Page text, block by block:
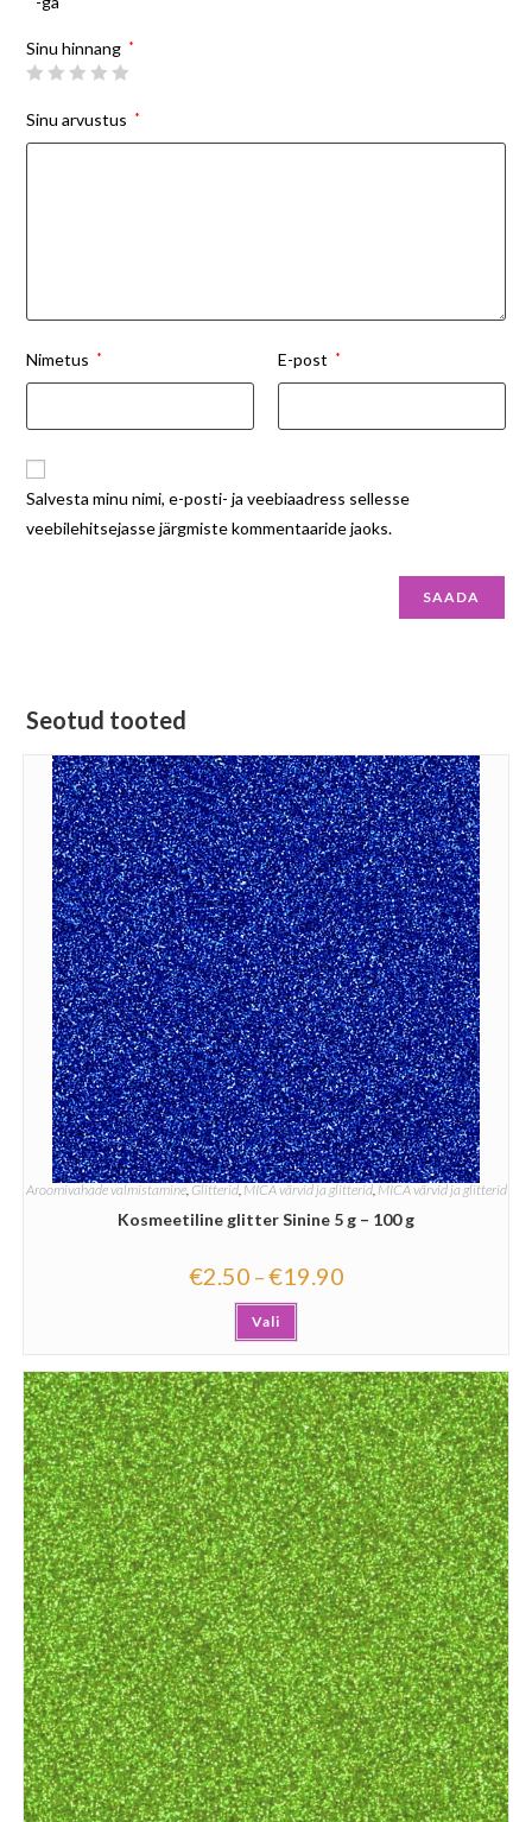
Sinu hinnang *
Sinu arvustus *
Nimetus * E-post *
Salvesta minu nimi, e-posti- ja veebiaadress sellesse
veebilehitsejasse järgmiste kommentaaride jaoks.
Seotud tooted
Aroomivahade valmistamine, Glitterid, MICA värvid ja glitterid, MICA värvid ja glitterid
Kosmeetiline glitter Sinine 5 g – 100 g
€2.50 –€19.90
Vali